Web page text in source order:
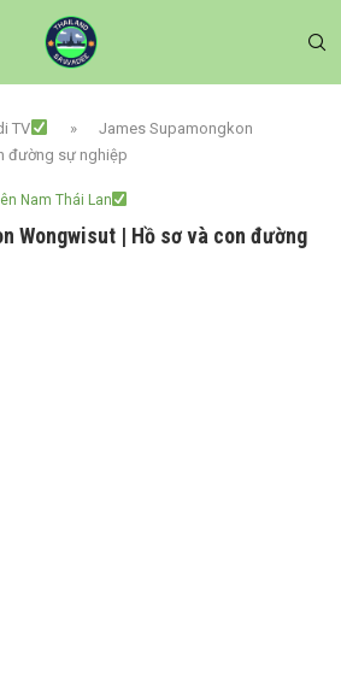
TV »
James Supamongkon
đường sự nghiệp
Nam Thái Lan
Wongwisut | Hồ sơ và con đường